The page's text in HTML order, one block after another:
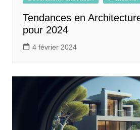
Tendances en
pour 2024
4 février 2024